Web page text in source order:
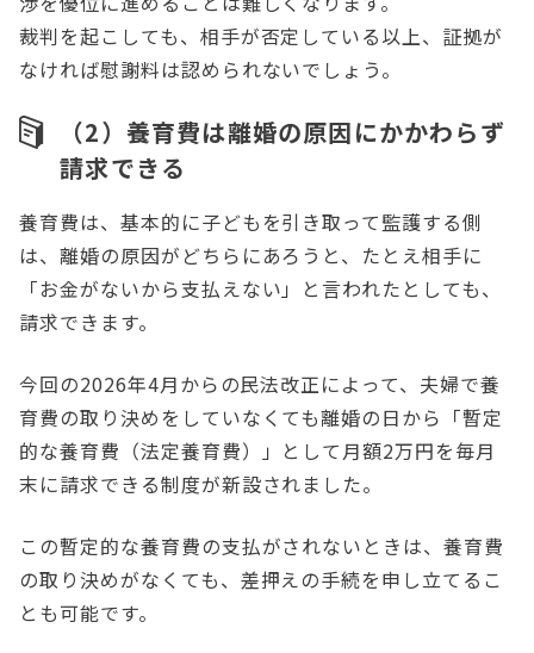
裁判を起こしても、相手が否定している以上、証拠が
なければ慰謝料は認められないでしょう。
（2）養育費は離婚の原因にかかわらず
請求できる
養育費は、基本的に子どもを引き取って監護する側
は、離婚の原因がどちらにあろうと、たとえ相手に
「お金がないから支払えない」と言われたとしても、
請求できます。
今回の2026年4月からの民法改正によって、夫婦で養
育費の取り決めをしていなくても離婚の日から「暫定
的な養育費（法定養育費）」として月額2万円を毎月
末に請求できる制度が新設されました。
この暫定的な養育費の支払がされないときは、養育費
の取り決めがなくても、差押えの手続を申し立てるこ
とも可能です。